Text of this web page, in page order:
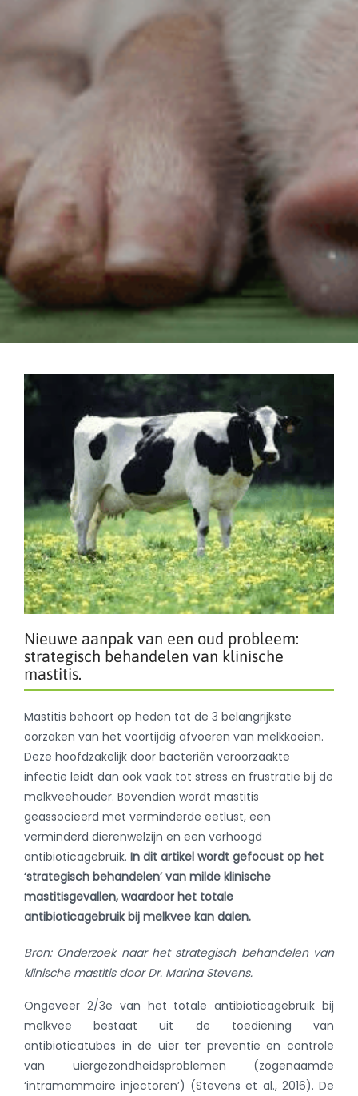
Nieuwe aanpak van een oud probleem:
strategisch behandelen van klinische
mastitis.
Mastitis behoort op heden tot de 3 belangrijkste
oorzaken van het voortijdig afvoeren van melkkoeien.
Deze hoofdzakelijk door bacteriën veroorzaakte
infectie leidt dan ook vaak tot stress en frustratie bij de
melkveehouder. Bovendien wordt mastitis
geassocieerd met verminderde eetlust, een
verminderd dierenwelzijn en een verhoogd
antibioticagebruik. In dit artikel wordt gefocust op het
‘strategisch behandelen’ van milde klinische
mastitisgevallen, waardoor het totale
antibioticagebruik bij melkvee kan dalen.
Bron: Onderzoek naar het strategisch behandelen van
klinische mastitis door Dr. Marina Stevens.
Ongeveer 2/3e van het totale antibioticagebruik bij
melkvee bestaat uit de toediening van
antibioticatubes in de uier ter preventie en controle
van uiergezondheidsproblemen (zogenaamde
‘intramammaire injectoren’) (Stevens et al., 2016). De